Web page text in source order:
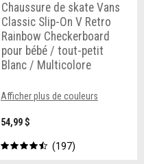
Chaussure de skate Vans
Classic Slip-On V Retro
Rainbow Checkerboard
pour bébé / tout-petit
Blanc / Multicolore
Afficher plus de couleurs
54,99 $
197